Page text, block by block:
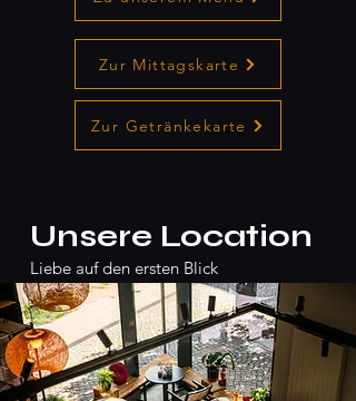
Zur Mittagskarte
Zur Getränkekarte
Unsere Location
Liebe auf den ersten Blick